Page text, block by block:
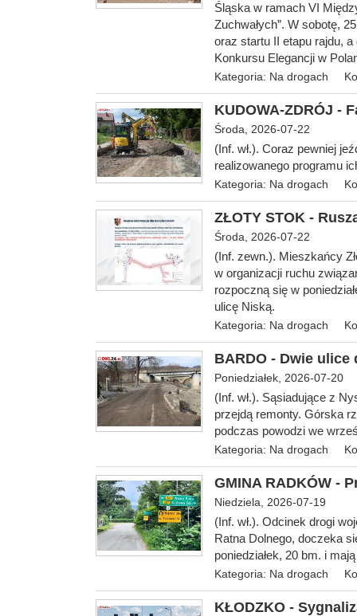
Śląska w ramach VI
Zuchwałych”. W sobotę,
oraz startu II etapu rajdu,
Konkursu Elegancji w
Kategoria: Na drogach
KUDOWA-ZDRÓJ -
Środa, 2026-07-22
(Inf. wł.). Coraz pewniej
realizowanego programu
Kategoria: Na drogach
ZŁOTY STOK -
Środa, 2026-07-22
(Inf. zewn.). Mieszkańcy
w organizacji ruchu
rozpoczną się w
ulicę Niską.
Kategoria: Na drogach
BARDO - Dwie
Poniedziałek, 2026-07-20
(Inf. wł.). Sąsiadujące z
przejdą remonty. Górska
podczas powodzi we
Kategoria: Na drogach
GMINA RADKÓW -
Niedziela, 2026-07-19
(Inf. wł.). Odcinek drogi
Ratna Dolnego, doczeka
poniedziałek, 20 bm. i
Kategoria: Na drogach
KŁODZKO -